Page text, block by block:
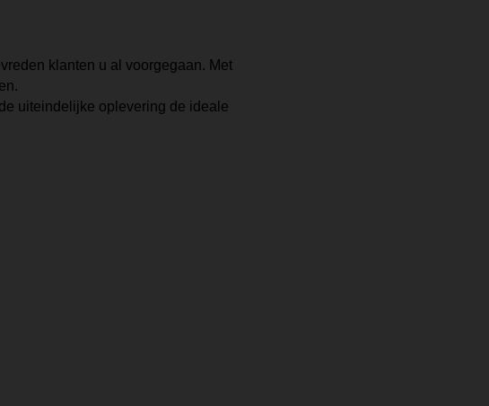
klanten u al voorgegaan. Met
uiteindelijke oplevering de ideale